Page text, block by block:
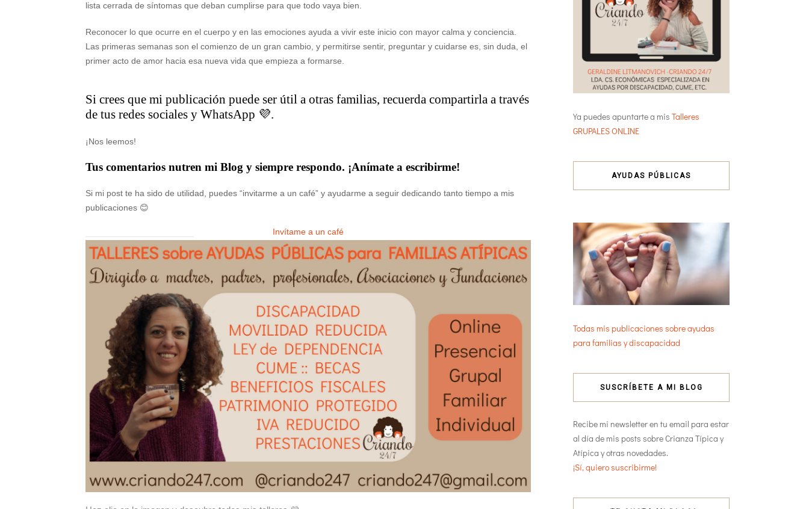
lista cerrada de síntomas que deban cumplirse para que todo vaya bien.
Reconocer lo que ocurre en el cuerpo y en las emociones ayuda a vivir este inicio con mayor calma y conciencia.
Las primeras semanas son el comienzo de un gran cambio, y permitirse sentir, preguntar y cuidarse es, sin duda, el
primer acto de amor hacia esa nueva vida que empieza a formarse.
Si crees que mi publicación puede ser útil a otras familias, recuerda compartirla a través
de tus redes sociales y WhatsApp 💜.
¡Nos leemos!
Tus comentarios nutren mi Blog y siempre respondo. ¡Anímate a escribirme!
Si mi post te ha sido de utilidad, puedes “invitarme a un café” y ayudarme a seguir dedicando tanto tiempo a mis
publicaciones 😊
Invítame a un café
Ya puedes apuntarte a mis Talleres
GRUPALES ONLINE
AYUDAS PÚBLICAS
Todas mis publicaciones sobre ayudas
para familias y discapacidad
SUSCRÍBETE A MI BLOG
Recibe mi newsletter en tu email para estar
al día de mis posts sobre Crianza Típica y
Atípica y otras novedades.
¡Sí, quiero suscribirme!